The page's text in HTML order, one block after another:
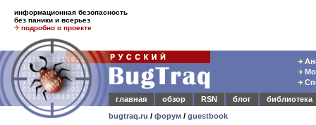
информационная безопасность
без паники и всерьез
подробно о проекте
главная
обзор RSN блог
библиотека
bugtraq.ru / форум / guestbook